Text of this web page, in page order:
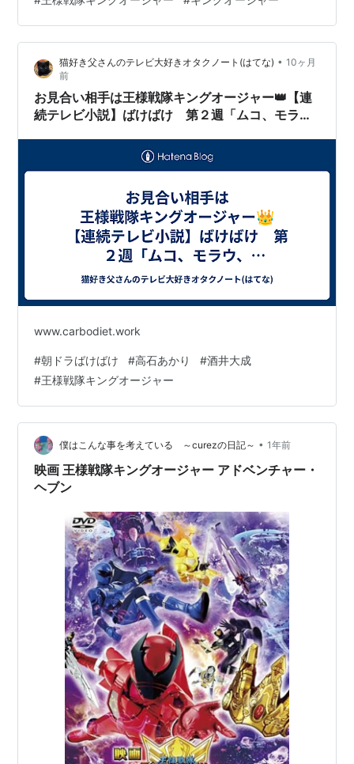
全記事見出し一覧 栄光の「スーパー戦隊シリーズ」が終
了！ との報にカコつけて……。『王様戦隊キングオージ
ャー』（２３年）評をアップ！ 『王様戦隊キングオージ
ャー』総論 ～スキなところは受け入れて、キライなとこ
ろはそっとしておく、棲み分け的な共生！ 人＆国に対す
る現実的…
猫好き父さんのテレビ大好きオタクノート(はてな) • 10ヶ月
前
お見合い相手は王様戦隊キングオージャー👑【連
続テレビ小説】ばけばけ 第２週「ムコ、モラ
www.carbodiet.work
#朝ドラばけばけ #高石あかり #酒井大成
#王様戦隊キングオージャー
僕はこんな事を考えている ～curezの日記～ • 1年前
映画 王様戦隊キングオージャー アドベンチャー・
ヘブン